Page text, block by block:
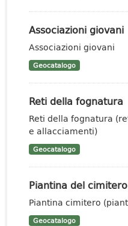
Associazioni giovani
Associazioni giovani
Geocatalogo
Reti della fognatura
Reti della fognatura
e allacciamenti)
Geocatalogo
Piantina del cimitero
Piantina cimitero
Geocatalogo